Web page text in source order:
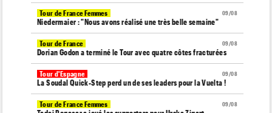
09/08
Tour de France Femmes
Niedermaier : "Nous avons réalisé une très belle semaine"
09/08
Tour de France
Dorian Godon a terminé le Tour avec quatre côtes fracturées
09/08
Tour d'Espagne
La Soudal Quick-Step perd un de ses leaders pour la Vuelta !
09/08
Tour de France Femmes